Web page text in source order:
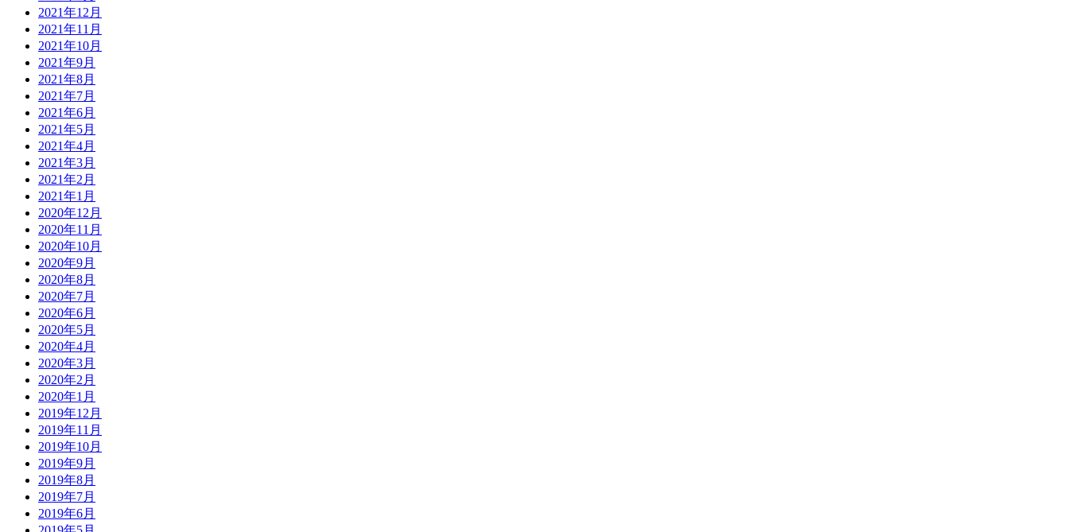
2021年12月
2021年11月
2021年10月
2021年9月
2021年8月
2021年7月
2021年6月
2021年5月
2021年4月
2021年3月
2021年2月
2021年1月
2020年12月
2020年11月
2020年10月
2020年9月
2020年8月
2020年7月
2020年6月
2020年5月
2020年4月
2020年3月
2020年2月
2020年1月
2019年12月
2019年11月
2019年10月
2019年9月
2019年8月
2019年7月
2019年6月